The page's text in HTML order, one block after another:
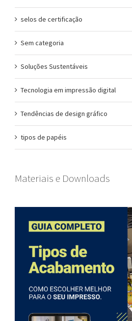
selos de certificação
Sem categoria
Soluções Sustentáveis
Tecnologia em impressão digital
Tendências de design gráfico
tipos de papéis
Materiais e Downloads